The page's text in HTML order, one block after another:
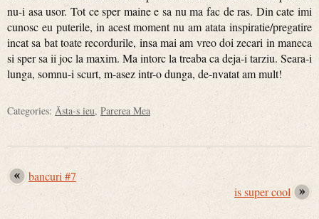
nu-i asa usor. Tot ce sper maine e sa nu ma fac de ras. Din cate imi
cunosc eu puterile, in acest moment nu am atata inspiratie/pregatire
incat sa bat toate recordurile, insa mai am vreo doi zecari in maneca
si sper sa ii joc la maxim. Ma intorc la treaba ca deja-i tarziu. Seara-i
lunga, somnu-i scurt, m-asez intr-o dunga, de-nvatat am mult!
Categories: Ăsta-s ieu, Parerea Mea
bancuri #7
is super cool